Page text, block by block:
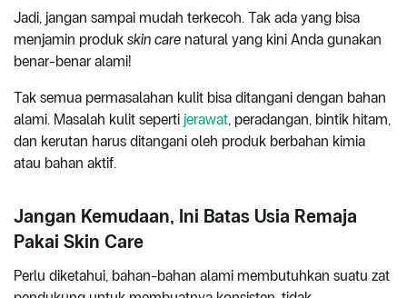
Jadi, jangan sampai mudah terkecoh. Tak ada yang bisa
menjamin produk skin care natural yang kini Anda gunakan
benar-benar alami!
Tak semua permasalahan kulit bisa ditangani dengan bahan
alami. Masalah kulit seperti jerawat, peradangan, bintik hitam,
dan kerutan harus ditangani oleh produk berbahan kimia
atau bahan aktif.
Jangan Kemudaan, Ini Batas Usia Remaja
Pakai Skin Care
Perlu diketahui, bahan-bahan alami membutuhkan suatu zat